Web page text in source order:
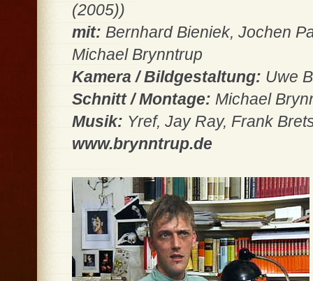
(2005))
mit: Bernhard Bieniek, Jochen
Michael Brynntrup
Kamera / Bildgestaltung: Uwe
Schnitt / Montage: Michael
Musik: Yref, Jay Ray, Frank
www.brynntrup.de